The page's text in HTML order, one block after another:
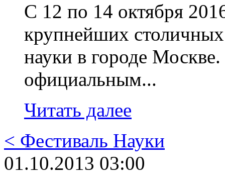
С 12 по 14 октября
крупнейших
науки в городе
официальным...
Читать далее
< Фестиваль Науки
01.10.2013 03:00